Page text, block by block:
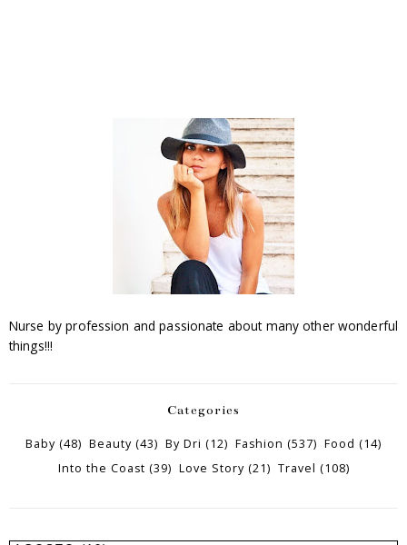
Nurse by profession and passionate about many other wonderful
things!!!
Categories
Baby (48) Beauty (43) By Dri (12) Fashion (537) Food (14)
Into the Coast (39) Love Story (21) Travel (108)